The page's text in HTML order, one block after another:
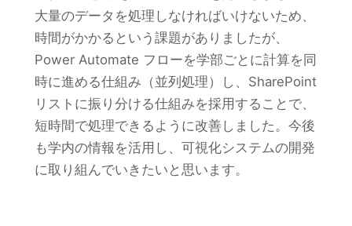
大量のデータを処理しなければいけないため、
時間がかかるという課題がありましたが、
Power Automate フローを学部ごとに計算を同
時に進める仕組み（並列処理）し、SharePoint
リストに振り分ける仕組みを採用することで、
短時間で処理できるように改善しました。今後
も学内の情報を活用し、可視化システムの開発
に取り組んでいきたいと思います。